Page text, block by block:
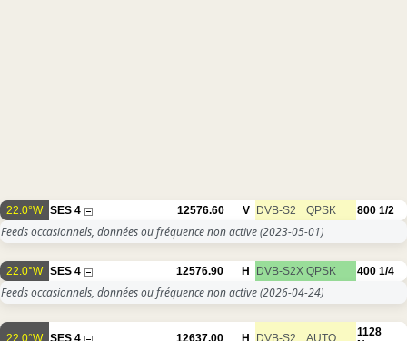
22.0°W SES 4 12576.60 V DVB-S2 QPSK 800 1/2
Feeds occasionnels, données ou fréquence non active(2023-05-01)
22.0°W SES 4 12576.90 H DVB-S2X QPSK 400 1/4
Feeds occasionnels, données ou fréquence non active(2026-04-24)
1128